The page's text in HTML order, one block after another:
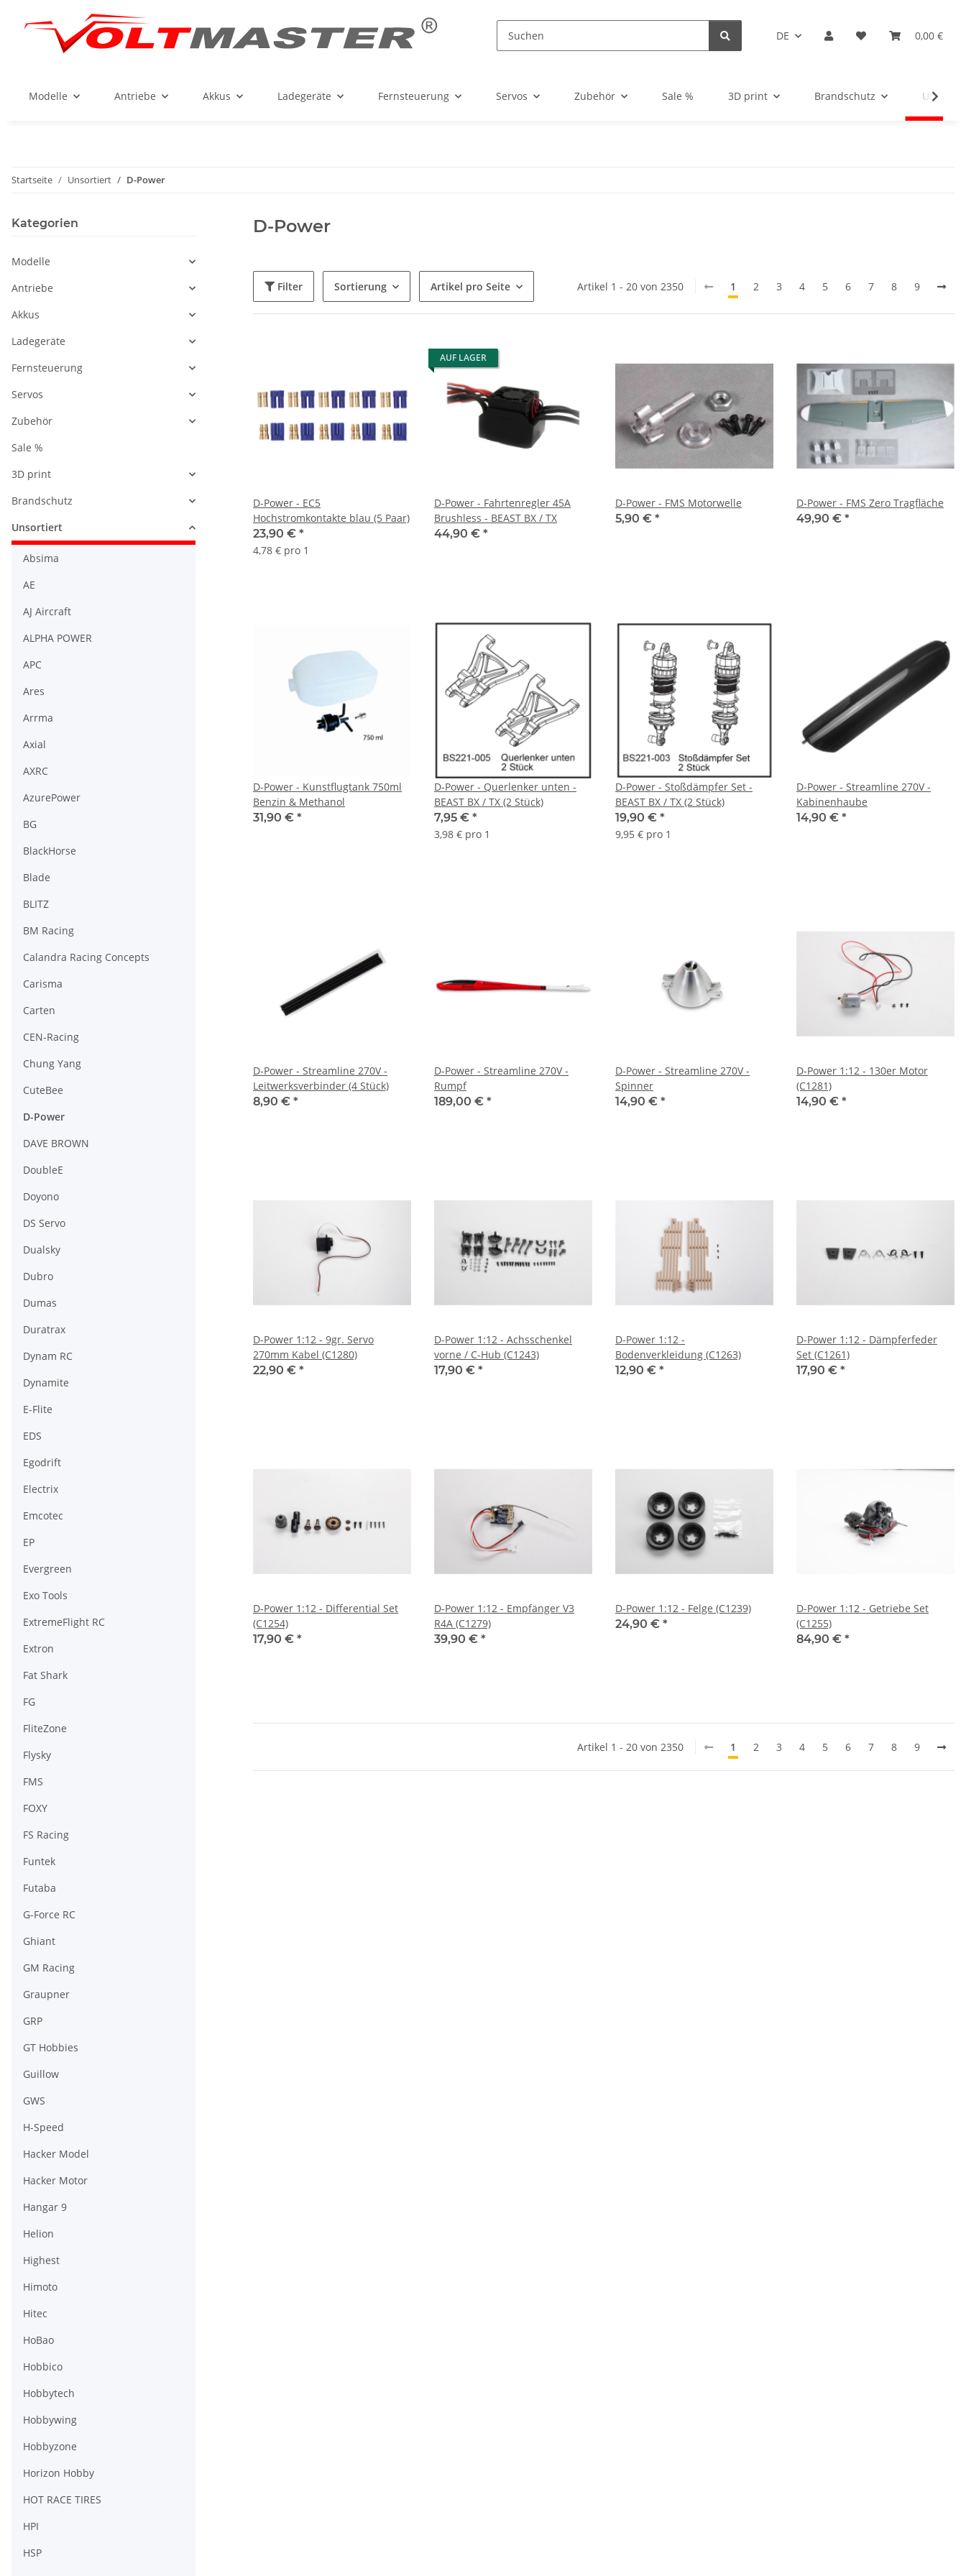
DE 0,00 €
Modelle Antriebe Akkus Ladegeräte Fernsteuerung Servos Zubehör Sale % 3D print Brandschutz
Startseite Unsortiert D-Power
D-Power
Filter Sortierung Artikel pro Seite Artikel 1 - 20 von 2350 1 2 3 4 5 6 7 8 9
D-Power - EC5
Hochstromkontakte blau (5 Paar)
23,90 € *
4,78 € pro 1
AUF LAGER
D-Power - Fahrtenregler 45A
Brushless - BEAST BX / TX
44,90 € *
D-Power - FMS Motorwelle
5,90 € *
D-Power - FMS Zero Tragfläche
49,90 € *
D-Power - Kunstflugtank 750ml
Benzin & Methanol
31,90 € *
D-Power - Querlenker unten -
BEAST BX / TX (2 Stück)
7,95 € *
3,98 € pro 1
D-Power - Stoßdämpfer Set -
BEAST BX / TX (2 Stück)
19,90 € *
9,95 € pro 1
D-Power - Streamline 270V -
Kabinenhaube
14,90 € *
D-Power - Streamline 270V -
Leitwerksverbinder (4 Stück)
8,90 € *
D-Power - Streamline 270V -
Rumpf
189,00 € *
D-Power - Streamline 270V -
Spinner
14,90 € *
D-Power 1:12 - 130er Motor
(C1281)
14,90 € *
D-Power 1:12 - 9gr. Servo
270mm Kabel (C1280)
22,90 € *
D-Power 1:12 - Achsschenkel
vorne / C-Hub (C1243)
17,90 € *
D-Power 1:12 -
Bodenverkleidung (C1263)
12,90 € *
D-Power 1:12 - Dämpferfeder
Set (C1261)
17,90 € *
D-Power 1:12 - Differential Set
(C1254)
17,90 € *
D-Power 1:12 - Empfänger V3
R4A (C1279)
39,90 € *
D-Power 1:12 - Felge (C1239)
24,90 € *
D-Power 1:12 - Getriebe Set
(C1255)
84,90 € *
Artikel 1 - 20 von 2350 1 2 3 4 5 6 7 8 9
Kategorien
Modelle
Antriebe
Akkus
Ladegeräte
Fernsteuerung
Servos
Zubehör
Sale %
3D print
Brandschutz
Unsortiert
Absima
AE
AJ Aircraft
ALPHA POWER
APC
Ares
Arrma
Axial
AXRC
AzurePower
BG
BlackHorse
Blade
BLITZ
BM Racing
Calandra Racing Concepts
Carisma
Carten
CEN-Racing
Chung Yang
CuteBee
D-Power
DAVE BROWN
DoubleE
Doyono
DS Servo
Dualsky
Dubro
Dumas
Duratrax
Dynam RC
Dynamite
E-Flite
EDS
Egodrift
Electrix
Emcotec
EP
Evergreen
Exo Tools
ExtremeFlight RC
Extron
Fat Shark
FG
FliteZone
Flysky
FMS
FOXY
FS Racing
Funtek
Futaba
G-Force RC
Ghiant
GM Racing
Graupner
GRP
GT Hobbies
Guillow
GWS
H-Speed
Hacker Model
Hacker Motor
Hangar 9
Helion
Highest
Himoto
Hitec
HoBao
Hobbico
Hobbytech
Hobbywing
Hobbyzone
Horizon Hobby
HOT RACE TIRES
HPI
HSP